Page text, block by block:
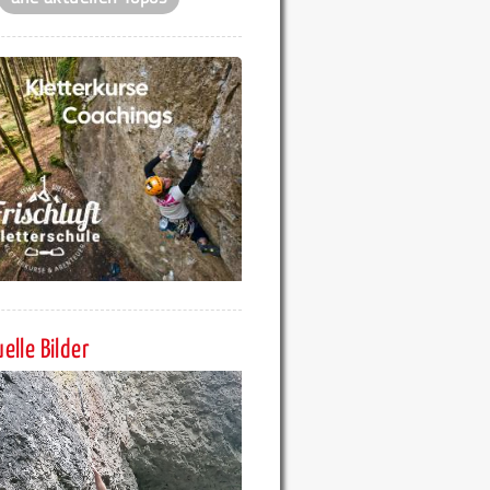
Bilder